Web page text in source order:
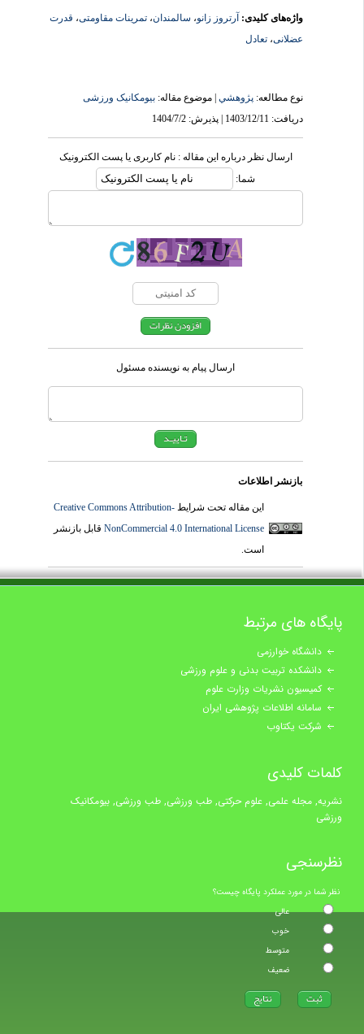
واژه‌های کلیدی:آرتروز زانو ،سالمندان،تمرینات مقاومتی، قدرت
عضلانی، تعادل
نوع مطالعه:پژوهشي| موضوع مقاله:بیومکانیک ورزشی
دریافت: 1403/12/11 | پذیرش: 1404/7/2
ارسال نظر درباره این مقاله : نام کاربری یا پست الکترونیک
شما:
ارسال پیام به نویسنده مسئول
بازنشر اطلاعات
این مقاله تحت شرایطCreative Commons Attribution-
NonCommercial 4.0 International Licenseقابل بازنشر
است.
پایگاه های مرتبط
دانشگاه خوارزمی
دانشکده تربیت بدنی و علوم ورزشی
کمیسیون نشریات وزارت علوم
سامانه اطلاعات پژوهشی ایران
شرکت یکتاوب
کلمات کلیدی
نشریه, مجله علمی, علوم حرکتی, طب ورزشی, طب ورزشی, بیومکانیک
ورزشی
نظرسنجی
نظر شما در مورد عملکرد پایگاه چیست؟
عالی
خوب
متوسط
ضعیف